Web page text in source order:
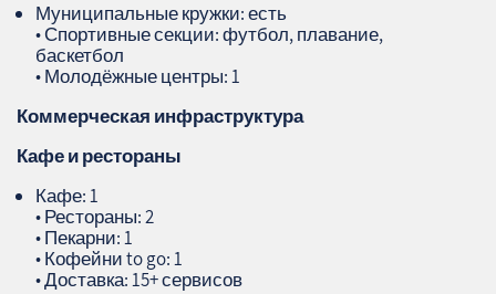
Муниципальные кружки: есть
• Спортивные секции: футбол, плавание,
баскетбол
• Молодёжные центры: 1
Коммерческая инфраструктура
Кафе и рестораны
Кафе: 1
• Рестораны: 2
• Пекарни: 1
• Кофейни to go: 1
• Доставка: 15+ сервисов